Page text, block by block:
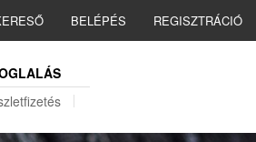
BELÉPÉS REGISZTRÁCIÓ